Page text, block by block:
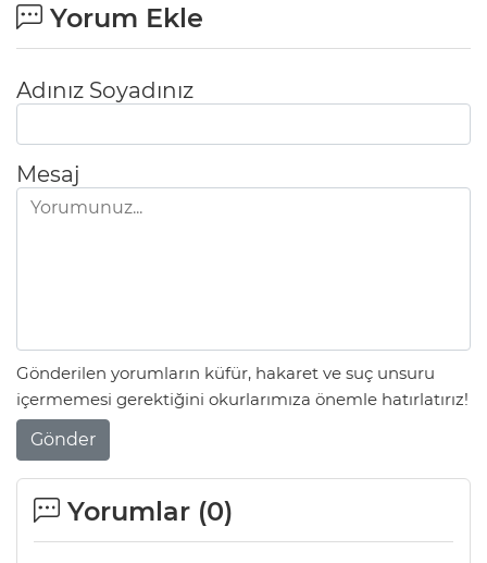
Yorum Ekle
Adınız Soyadınız
Mesaj
Gönderilen yorumların küfür, hakaret ve suç unsuru
içermemesi gerektiğini okurlarımıza önemle hatırlatırız!
Gönder
Yorumlar (0)